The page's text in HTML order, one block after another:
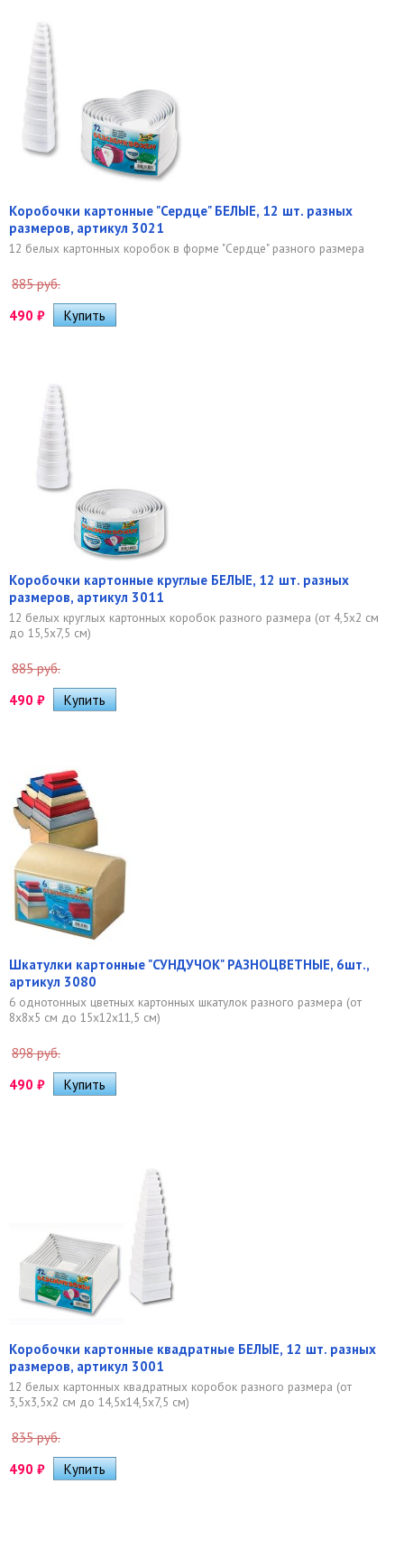
Коробочки картонные "Сердце" БЕЛЫЕ, 12 шт. разных
размеров, артикул 3021
12 белых картонных коробок в форме "Сердце" разного размера
885 руб.
490 ₽
Коробочки картонные круглые БЕЛЫЕ, 12 шт. разных
размеров, артикул 3011
12 белых круглых картонных коробок разного размера (от 4,5х2 см
до 15,5х7,5 см)
885 руб.
490 ₽
Шкатулки картонные "СУНДУЧОК" РАЗНОЦВЕТНЫЕ, 6шт.,
артикул 3080
6 однотонных цветных картонных шкатулок разного размера (от
8х8х5 см до 15х12х11,5 см)
898 руб.
490 ₽
Коробочки картонные квадратные БЕЛЫЕ, 12 шт. разных
размеров, артикул 3001
12 белых картонных квадратных коробок разного размера (от
3,5х3,5х2 см до 14,5х14,5х7,5 см)
835 руб.
490 ₽